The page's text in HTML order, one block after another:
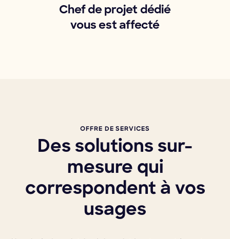
Chef de projet dédié
vous est affecté
OFFRE DE SERVICES
Des solutions sur-
mesure qui
correspondent à vos
usages